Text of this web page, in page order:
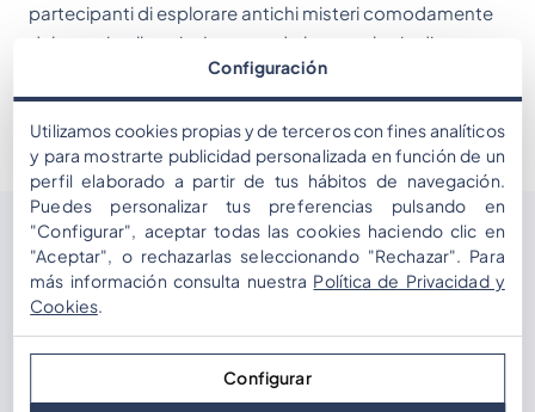
partecipanti di esplorare antichi misteri comodamente
dal proprio alloggio. Integrando la tecnologia di
gamification di MooveTEAM, l’app personalizzata
Pyramid XR — sviluppata sulla nostra piattaforma di […]
Sottoscrivila nostra
Iscriviti alla mailing list per ricevere aggiornamenti
occasionali, nuove soluzioni per eventi e
Configuración
Utilizamos cookies propias y de terceros con fines analíticos
y para mostrarte publicidad personalizada en función de un
perfil elaborado a partir de tus hábitos de navegación.
Puedes personalizar tus preferencias pulsando en
"Configurar", aceptar todas las cookies haciendo clic en
"Aceptar", o rechazarlas seleccionando "Rechazar". Para
más información consulta nuestra Política de Privacidad y
Cookies.
Configurar